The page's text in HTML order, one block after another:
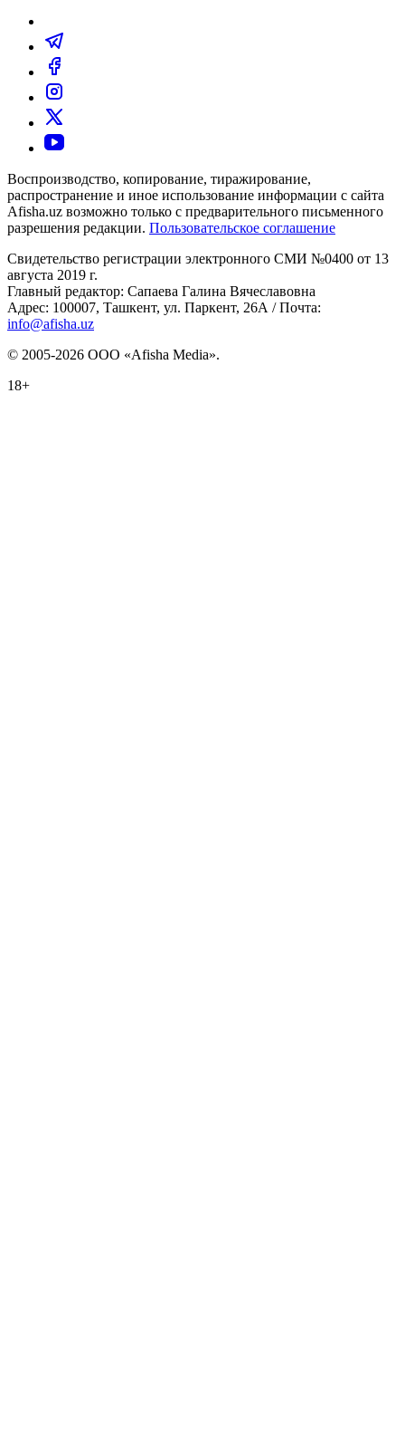
Воспроизводство, копирование, тиражирование,
распространение и иное использование информации с сайта
Afisha.uz возможно только с предварительного письменного
разрешения редакции. Пользовательское соглашение
Свидетельство регистрации электронного СМИ №0400 от 13
августа 2019 г.
Главный редактор: Сапаева Галина Вячеславовна
Адрес: 100007, Ташкент, ул. Паркент, 26А / Почта:
info@afisha.uz
© 2005-2026 ООО «Afisha Media».
18+